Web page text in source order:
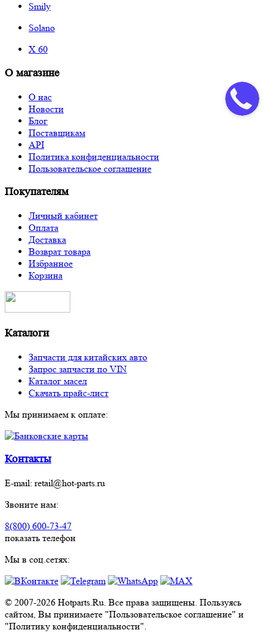
Smily
Solano
X 60
О магазине
О нас
Новости
Блог
Поставщикам
API
Политика конфиденциальности
Пользовательское соглашение
Покупателям
Личный кабинет
Оплата
Доставка
Возврат товара
Избранное
Корзина
Каталоги
Запчасти для китайских авто
Запрос запчасти по VIN
Каталог масел
Скачать прайс-лист
Мы принимаем к оплате:
Контакты
E-mail: retail@hot-parts.ru
Звоните нам:
8(800) 600-73-47
показать телефон
Мы в соц.сетях:
© 2007-2026 Hotparts.Ru. Все права защищены. Пользуясь
сайтом, Вы принимаете "Пользовательское соглашение" и
"Политику конфиденциальности".